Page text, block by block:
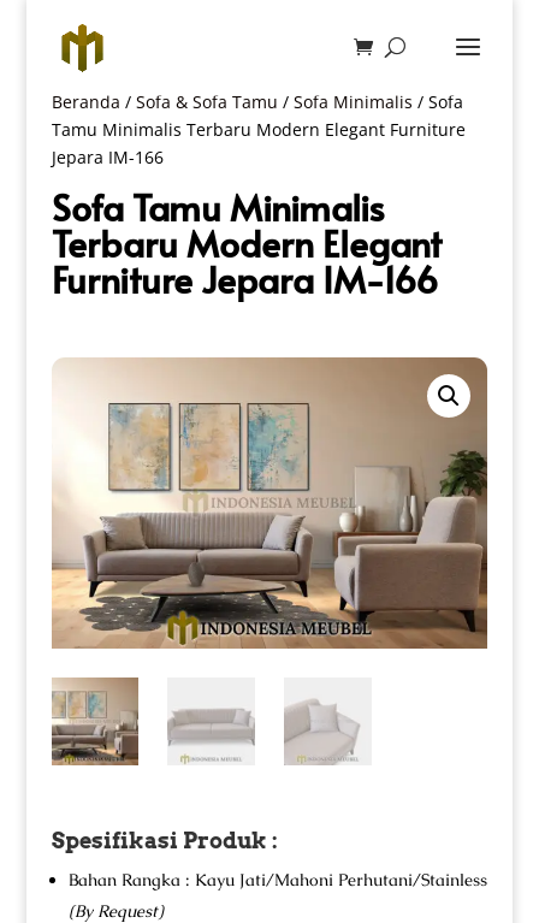
Beranda / Sofa & Sofa Tamu / Sofa Minimalis / Sofa
Tamu Minimalis Terbaru Modern Elegant Furniture
Jepara IM-166
Sofa Tamu Minimalis
Terbaru Modern Elegant
Furniture Jepara IM-166
Spesifikasi Produk :
Bahan Rangka : Kayu Jati/Mahoni Perhutani/Stainless
(By Request)